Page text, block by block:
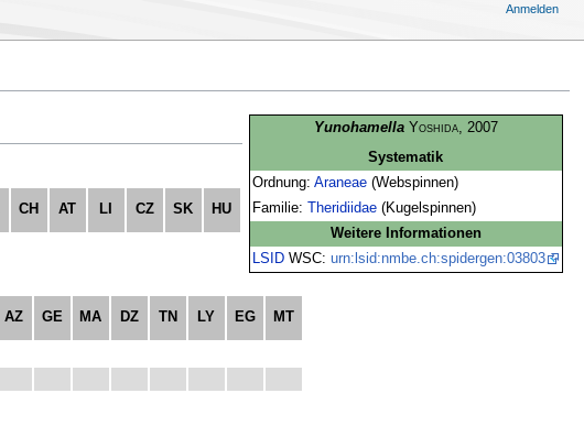
Yunohamella Yoshida, 2007
Systematik
Ordnung: Araneae(Webspinnen)
Familie:
Theridiidae(Kugelspinnen)
Weitere Informationen
LSIDWSC: urn:lsid:nmbe.ch:spidergen:03803
CH AT LI CZ SK HU
AZ GE MA DZ TN LY EG MT
Anmelden